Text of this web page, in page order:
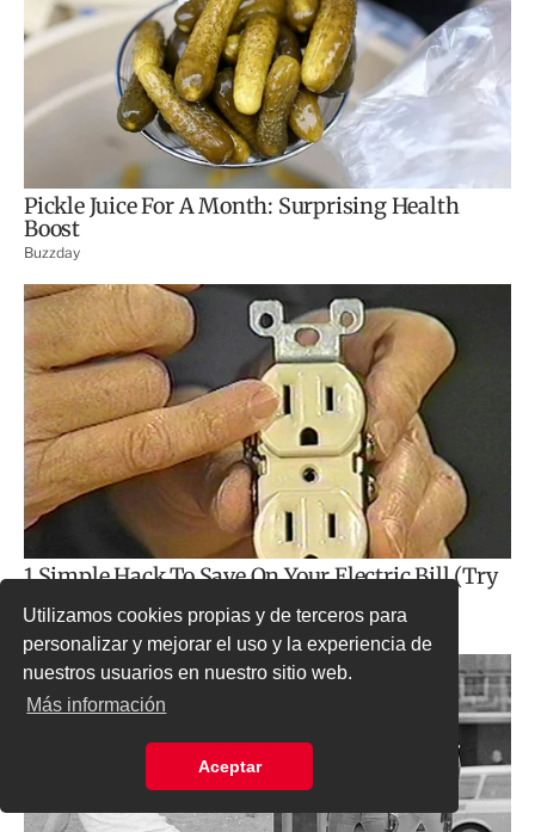
Utilizamos cookies propias y de terceros para
personalizar y mejorar el uso y la experiencia de
nuestros usuarios en nuestro sitio web.
Más información
Aceptar